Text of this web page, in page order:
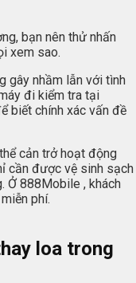
bạn nên thử nhấn
xem sao.
gây nhầm lẫn với tình
đi kiểm tra tại
biết chính xác vấn đề
cản trở hoạt động
cần được vệ sinh sạch
Ở 888Mobile , khách
phí.
loa trong